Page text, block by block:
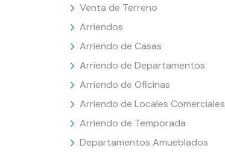
Venta de Terreno
Arriendos
Arriendo de Casas
Arriendo de Departamentos
Arriendo de Oficinas
Arriendo de Locales Comerciales
Arriendo de Temporada
Departamentos Amueblados